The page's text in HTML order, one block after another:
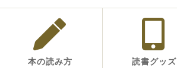
本の読み方 読書グッズ